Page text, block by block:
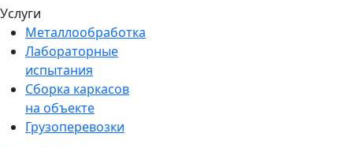
Услуги
Металлообработка
Лабораторные
испытания
Сборка каркасов
на объекте
Грузоперевозки